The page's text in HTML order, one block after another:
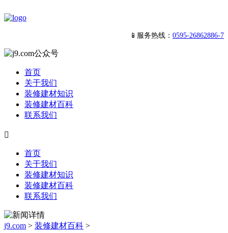
📱服务热线： 0595-26862886-7
首页
关于我们
装修建材知识
装修建材百科
联系我们

首页
关于我们
装修建材知识
装修建材百科
联系我们
j9.com > 装修建材百科 >